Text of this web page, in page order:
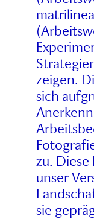
zeigen.
sich
zu. Diese
unser
sie